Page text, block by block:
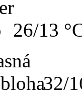
26/13
32/